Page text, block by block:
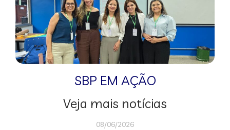
SBP EM AÇÃO
Veja mais notícias
08/06/2026